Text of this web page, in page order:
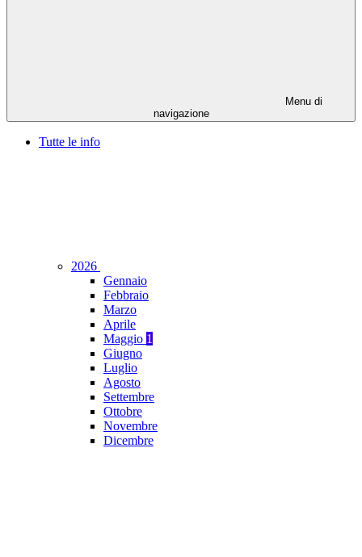
Menu di
navigazione
Tutte le info
2026
Gennaio
Febbraio
Marzo
Aprile
Maggio 1
Giugno
Luglio
Agosto
Settembre
Ottobre
Novembre
Dicembre